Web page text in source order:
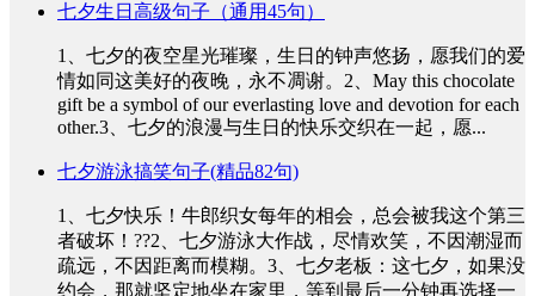
七夕生日高级句子（通用45句）
1、七夕的夜空星光璀璨，生日的钟声悠扬，愿我们的爱
情如同这美好的夜晚，永不凋谢。2、May this chocolate
gift be a symbol of our everlasting love and devotion for each
other.3、七夕的浪漫与生日的快乐交织在一起，愿...
七夕游泳搞笑句子(精品82句)
1、七夕快乐！牛郎织女每年的相会，总会被我这个第三
者破坏！??2、七夕游泳大作战，尽情欢笑，不因潮湿而
疏远，不因距离而模糊。3、七夕老板：这七夕，如果没
约会，那就坚定地坐在家里，等到最后一分钟再选择一